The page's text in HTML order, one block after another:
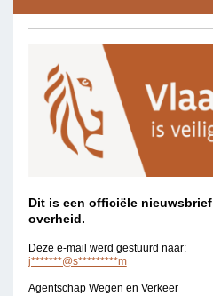
Dit is een officiële
overheid.
Deze e-mail werd gestuurd naar:
j*******@s*********m
Agentschap Wegen en Verkeer